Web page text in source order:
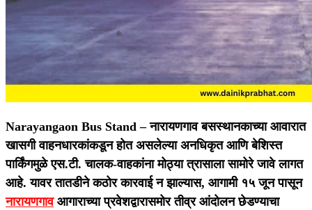
Narayangaon Bus Stand –नारायणगाव बसस्थानकाच्या आवारात
खासगी वाहनधारकांकडून होत असलेल्या अनधिकृत आणि बेशिस्त
पार्किंगमुळे एस.टी. चालक-वाहकांना मोठ्या त्रासाला सामोरे जावे लागत
आहे. यावर तातडीने कठोर कारवाई न झाल्यास, आगामी १५ जून पासून
नारायणगावआगाराच्या प्रवेशद्वारासमोर तीव्र आंदोलन छेडण्याचा